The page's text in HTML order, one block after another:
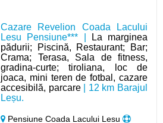
Cazare Revelion Coada Lacului
Lesu Pensiune*** |
La marginea
pădurii; Piscină, Restaurant; Bar;
Crama; Terasa, Sala de fitness,
gradina-curte; tiroliana, loc de
joaca, mini teren de fotbal, cazare
accesibilă, parcare| 12 km Barajul
Leșu.
Pensiune Coada Lacului Lesu